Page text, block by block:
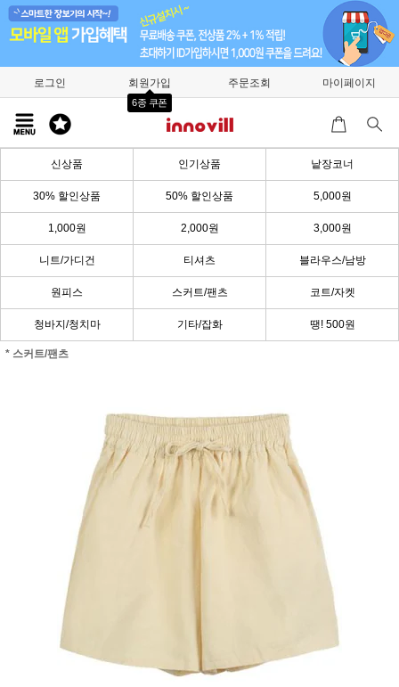
로그인 회원가입
6종 쿠폰
주문조회 마이페이지
신상품 인기상품 낱장코너
30% 할인상품 50% 할인상품 5,000원
1,000원 2,000원 3,000원
니트/가디건 티셔츠 블라우스/남방
원피스 스커트/팬츠 코트/자켓
청바지/청치마 기타/잡화 땡! 500원
* 스커트/팬츠